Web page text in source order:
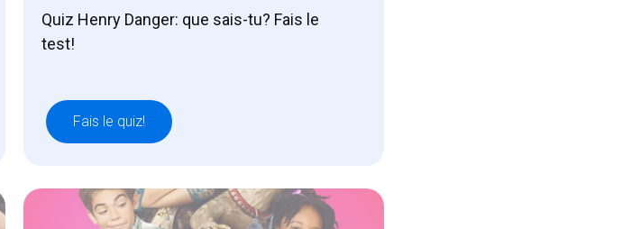
Quiz Henry Danger: que sais-tu? Fais le
test!
Fais le quiz!